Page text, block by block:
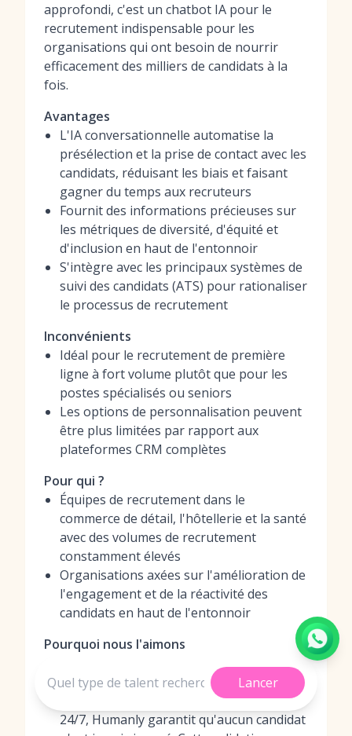
approfondi, c'est un chatbot IA pour le
recrutement indispensable pour les
organisations qui ont besoin de nourrir
efficacement des milliers de candidats à la
fois.
Avantages
L'IA conversationnelle automatise la
présélection et la prise de contact avec les
candidats, réduisant les biais et faisant
gagner du temps aux recruteurs
Fournit des informations précieuses sur
les métriques de diversité, d'équité et
d'inclusion en haut de l'entonnoir
S'intègre avec les principaux systèmes de
suivi des candidats (ATS) pour rationaliser
le processus de recrutement
Inconvénients
Idéal pour le recrutement de première
ligne à fort volume plutôt que pour les
postes spécialisés ou seniors
Les options de personnalisation peuvent
être plus limitées par rapport aux
plateformes CRM complètes
Pour qui ?
Équipes de recrutement dans le
commerce de détail, l'hôtellerie et la santé
avec des volumes de recrutement
constamment élevés
Organisations axées sur l'amélioration de
l'engagement et de la réactivité des
candidats en haut de l'entonnoir
Pourquoi nous l'aimons
Il résout le problème du 'trou noir' à
grande échelle. En fournissant un
engagement conversationnel instantané,
24/7, Humanly garantit qu'aucun candidat
Lancer